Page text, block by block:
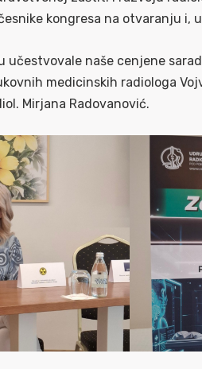
kongresa na otvaranju i,
učestvovale naše cenjene
medicinskih radiologa
Mirjana Radovanović.